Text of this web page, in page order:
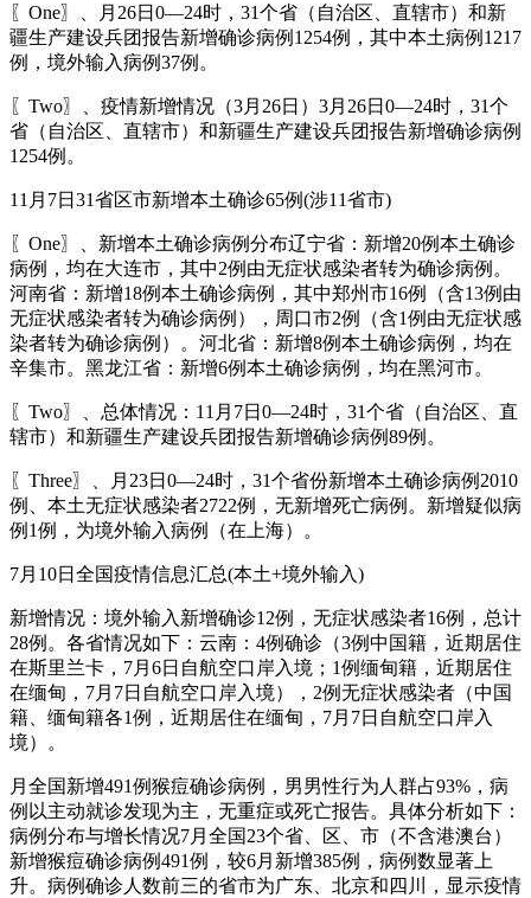
〖One〗、月26日0—24时，31个省（自治区、直辖市）和新
疆生产建设兵团报告新增确诊病例1254例，其中本土病例1217
例，境外输入病例37例。
〖Two〗、疫情新增情况（3月26日）3月26日0—24时，31个
省（自治区、直辖市）和新疆生产建设兵团报告新增确诊病例
1254例。
11月7日31省区市新增本土确诊65例(涉11省市)
〖One〗、新增本土确诊病例分布辽宁省：新增20例本土确诊
病例，均在大连市，其中2例由无症状感染者转为确诊病例。
河南省：新增18例本土确诊病例，其中郑州市16例（含13例由
无症状感染者转为确诊病例），周口市2例（含1例由无症状感
染者转为确诊病例）。河北省：新增8例本土确诊病例，均在
辛集市。黑龙江省：新增6例本土确诊病例，均在黑河市。
〖Two〗、总体情况：11月7日0—24时，31个省（自治区、直
辖市）和新疆生产建设兵团报告新增确诊病例89例。
〖Three〗、月23日0—24时，31个省份新增本土确诊病例2010
例、本土无症状感染者2722例，无新增死亡病例。新增疑似病
例1例，为境外输入病例（在上海）。
7月10日全国疫情信息汇总(本土+境外输入)
新增情况：境外输入新增确诊12例，无症状感染者16例，总计
28例。各省情况如下：云南：4例确诊（3例中国籍，近期居住
在斯里兰卡，7月6日自航空口岸入境；1例缅甸籍，近期居住
在缅甸，7月7日自航空口岸入境），2例无症状感染者（中国
籍、缅甸籍各1例，近期居住在缅甸，7月7日自航空口岸入
境）。
月全国新增491例猴痘确诊病例，男男性行为人群占93%，病
例以主动就诊发现为主，无重症或死亡报告。具体分析如下：
病例分布与增长情况7月全国23个省、区、市（不含港澳台）
新增猴痘确诊病例491例，较6月新增385例，病例数显著上
升。病例确诊人数前三的省市为广东、北京和四川，显示疫情